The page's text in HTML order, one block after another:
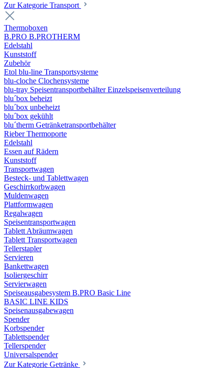
Zur Kategorie Transport
Thermoboxen
B.PRO B.PROTHERM
Edelstahl
Kunststoff
Zubehör
Etol blu-line Transportsysteme
blu-cloche Clochensysteme
blu-tray Speisentransportbehälter Einzelspeisenverteilung
blu´box beheizt
blu´box unbeheizt
blu´box gekühlt
blu´therm Getränketransportbehälter
Rieber Thermoporte
Edelstahl
Essen auf Rädern
Kunststoff
Transportwagen
Besteck- und Tablettwagen
Geschirrkorbwagen
Muldenwagen
Plattformwagen
Regalwagen
Speisentransportwagen
Tablett Abräumwagen
Tablett Transportwagen
Tellerstapler
Servieren
Bankettwagen
Isoliergeschirr
Servierwagen
Speiseausgabesystem B.PRO Basic Line
BASIC LINE KIDS
Speisenausgabewagen
Spender
Korbspender
Tablettspender
Tellerspender
Universalspender
Zur Kategorie Getränke